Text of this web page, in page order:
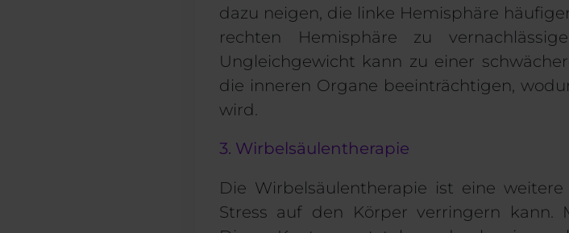
dazu neigen, die linke Hemisphäre
rechten Hemisphäre zu
Ungleichgewicht kann zu einer
die inneren Organe beeinträchtigen,
wird.
3. Wirbelsäulentherapie
Die Wirbelsäulentherapie ist eine
Stress auf den Körper verringern kann.